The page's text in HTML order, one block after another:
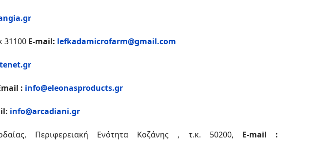
31100 E-mail: lefkadamicrofarm@gmail.com
: info@eleonasproducts.gr
info@arcadiani.gr
Περιφερειακή Ενότητα Κοζάνης , τ.κ. 50200, E-mail :